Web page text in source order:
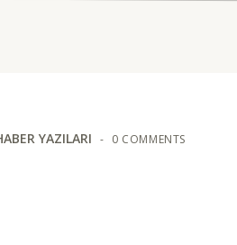
YAZILARI 0 COMMENTS